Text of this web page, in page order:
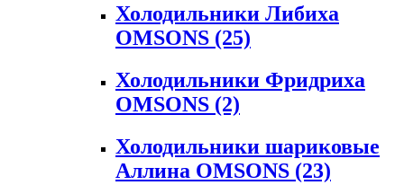
Холодильники Либиха
OMSONS (25)
Холодильники Фридриха
OMSONS (2)
Холодильники шариковые
Аллина OMSONS (23)